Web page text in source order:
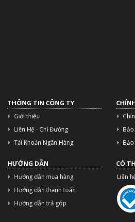
THÔNG TIN CÔNG TY
Giới thiệu
Liên Hệ - Chỉ Đường
Tài Khoản Ngân Hàng
HƯỚNG DẪN
Hướng dẫn mua hàng
Hướng dẫn thanh toán
Hướng dẫn trả góp
CÓ
Liên